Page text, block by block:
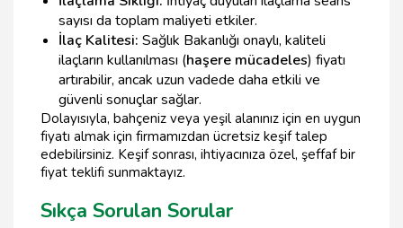
sayısı da toplam maliyeti etkiler.
İlaç Kalitesi: Sağlık Bakanlığı onaylı, kaliteli
ilaçların kullanılması (haşere mücadeles) fiyatı
artırabilir, ancak uzun vadede daha etkili ve
güvenli sonuçlar sağlar.
Dolayısıyla, bahçeniz veya yeşil alanınız için en uygun
fiyatı almak için firmamızdan ücretsiz keşif talep
edebilirsiniz. Keşif sonrası, ihtiyacınıza özel, şeffaf bir
fiyat teklifi sunmaktayız.
Sıkça Sorulan Sorular